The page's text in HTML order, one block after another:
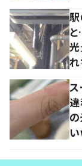
光
れ
ス
の